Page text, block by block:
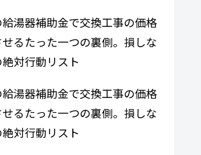
湯器補助金で交換工事の価格
るたった一つの裏側。損しな
対行動リスト
湯器補助金で交換工事の価格
るたった一つの裏側。損しな
対行動リスト